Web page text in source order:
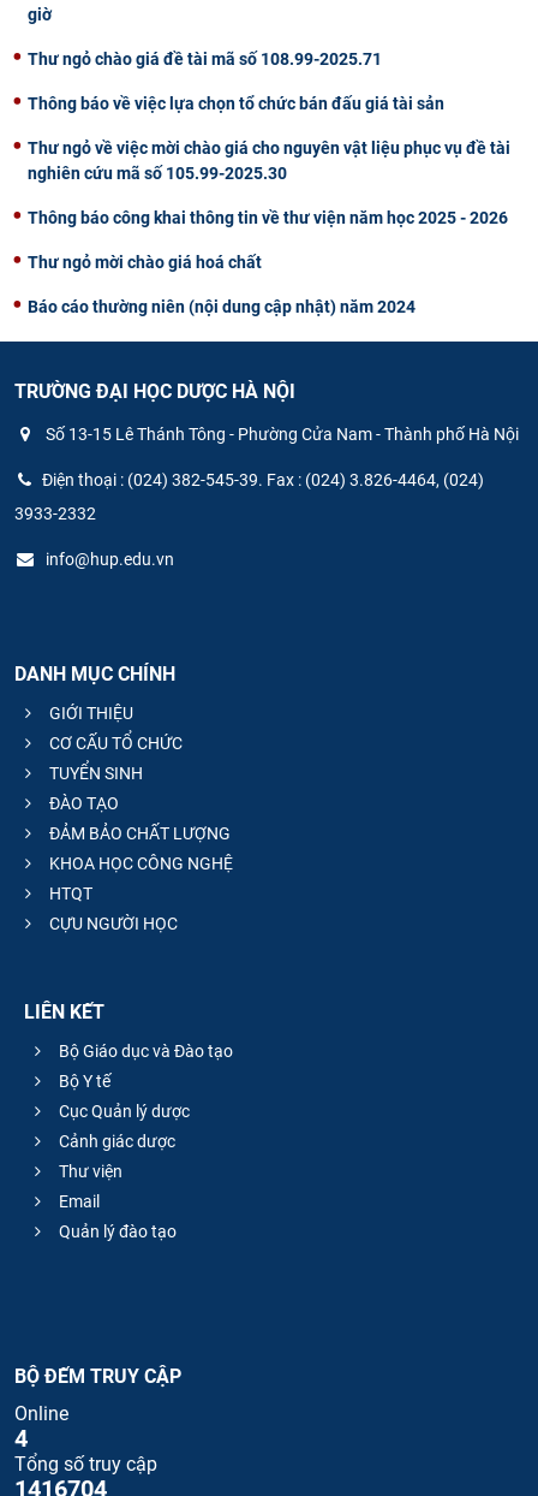
giờ
Thư ngỏ chào giá đề tài mã số 108.99-2025.71
Thông báo về việc lựa chọn tổ chức bán đấu giá tài sản
Thư ngỏ về việc mời chào giá cho nguyên vật liệu phục vụ đề tài
nghiên cứu mã số 105.99-2025.30
Thông báo công khai thông tin về thư viện năm học 2025 - 2026
Thư ngỏ mời chào giá hoá chất
Báo cáo thường niên (nội dung cập nhật) năm 2024
TRƯỜNG ĐẠI HỌC DƯỢC HÀ NỘI
Số 13-15 Lê Thánh Tông - Phường Cửa Nam - Thành phố Hà Nội
Điện thoại : (024) 382-545-39. Fax : (024) 3.826-4464, (024)
3933-2332
info@hup.edu.vn
DANH MỤC CHÍNH
GIỚI THIỆU
CƠ CẤU TỔ CHỨC
TUYỂN SINH
ĐÀO TẠO
ĐẢM BẢO CHẤT LƯỢNG
KHOA HỌC CÔNG NGHỆ
HTQT
CỰU NGƯỜI HỌC
LIÊN KẾT
Bộ Giáo dục và Đào tạo
Bộ Y tế
Cục Quản lý dược
Cảnh giác dược
Thư viện
Email
Quản lý đào tạo
BỘ ĐẾM TRUY CẬP
Online
4
Tổng số truy cập
1416704